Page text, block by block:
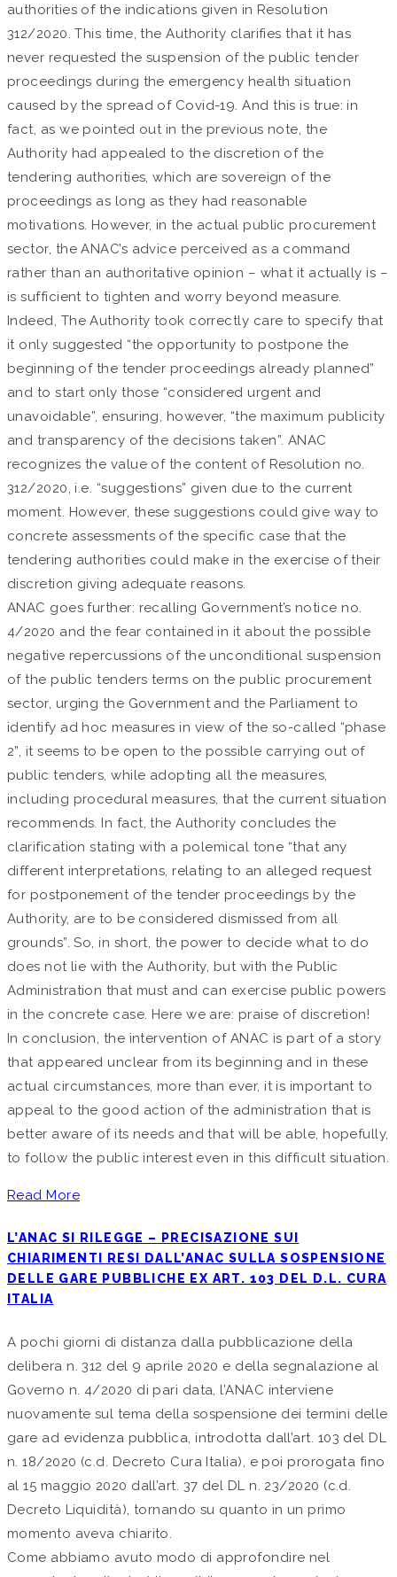
authorities of the indications given in Resolution
312/2020. This time, the Authority clarifies that it has
never requested the suspension of the public tender
proceedings during the emergency health situation
caused by the spread of Covid-19. And this is true: in
fact, as we pointed out in the previous note, the
Authority had appealed to the discretion of the
tendering authorities, which are sovereign of the
proceedings as long as they had reasonable
motivations. However, in the actual public procurement
sector, the ANAC’s advice perceived as a command
rather than an authoritative opinion – what it actually is –
is sufficient to tighten and worry beyond measure.
Indeed, The Authority took correctly care to specify that
it only suggested “the opportunity to postpone the
beginning of the tender proceedings already planned”
and to start only those “considered urgent and
unavoidable”, ensuring, however, “the maximum publicity
and transparency of the decisions taken”. ANAC
recognizes the value of the content of Resolution no.
312/2020, i.e. “suggestions” given due to the current
moment. However, these suggestions could give way to
concrete assessments of the specific case that the
tendering authorities could make in the exercise of their
discretion giving adequate reasons.
ANAC goes further: recalling Government’s notice no.
4/2020 and the fear contained in it about the possible
negative repercussions of the unconditional suspension
of the public tenders terms on the public procurement
sector, urging the Government and the Parliament to
identify ad hoc measures in view of the so-called “phase
2”, it seems to be open to the possible carrying out of
public tenders, while adopting all the measures,
including procedural measures, that the current situation
recommends. In fact, the Authority concludes the
clarification stating with a polemical tone “that any
different interpretations, relating to an alleged request
for postponement of the tender proceedings by the
Authority, are to be considered dismissed from all
grounds”. So, in short, the power to decide what to do
does not lie with the Authority, but with the Public
Administration that must and can exercise public powers
in the concrete case. Here we are: praise of discretion!
In conclusion, the intervention of ANAC is part of a story
that appeared unclear from its beginning and in these
actual circumstances, more than ever, it is important to
appeal to the good action of the administration that is
better aware of its needs and that will be able, hopefully,
to follow the public interest even in this difficult situation.
Read More
L’ANAC SI RILEGGE – PRECISAZIONE SUI
CHIARIMENTI RESI DALL’ANAC SULLA SOSPENSIONE
DELLE GARE PUBBLICHE EX ART. 103 DEL D.L. CURA
ITALIA
A pochi giorni di distanza dalla pubblicazione della
delibera n. 312 del 9 aprile 2020 e della segnalazione al
Governo n. 4/2020 di pari data, l’ANAC interviene
nuovamente sul tema della sospensione dei termini delle
gare ad evidenza pubblica, introdotta dall’art. 103 del DL
n. 18/2020 (c.d. Decreto Cura Italia), e poi prorogata fino
al 15 maggio 2020 dall’art. 37 del DL n. 23/2020 (c.d.
Decreto Liquidità), tornando su quanto in un primo
momento aveva chiarito.
Come abbiamo avuto modo di approfondire nel